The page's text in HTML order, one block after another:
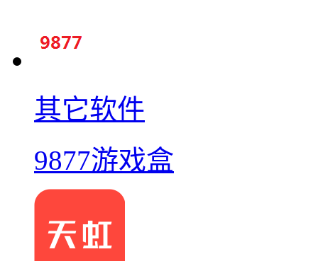
其它软件
9877游戏盒